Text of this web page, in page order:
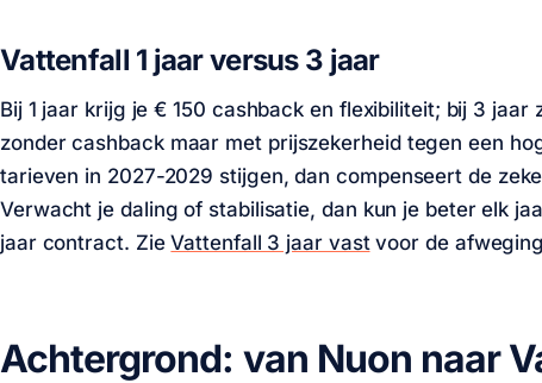
Vattenfall 1 jaar versus 3 jaar
Bij 1 jaar krijg je€ 150 cashback en flexibiliteit; bij 3 jaar
zonder cashback maar met prijszekerheid tegen een
tarieven in 2027-2029 stijgen, dan compenseert de
Verwacht je daling of stabilisatie, dan kun je beter elk
jaar contract. ZieVattenfall 3 jaar vastvoor de
Achtergrond: van Nuon naar